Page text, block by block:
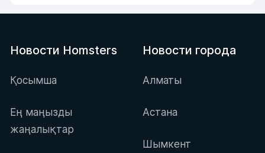
Новости Homsters
Қосымша
Ең маңызды
жаңалықтар
Новости города
Алматы
Астана
Шымкент